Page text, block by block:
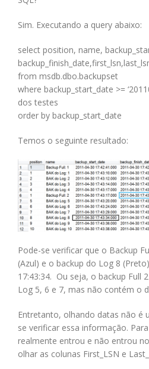
Sim. Executando a query abaixo:
select position, name,
from msdb.dbo.backupset
where backup_start_date >=
dos testes
order by backup_start_date
Temos o seguinte resultado:
Pode-se verificar que o Backup
(Azul) e o backup do Log 8
17:43:34. Ou seja, o backup Full
Log 5, 6 e 7, mas não contém o
Entretanto, olhando datas não é
se verificar essa informação.
realmente entrou e não entrou
olhar as colunas First_LSN e